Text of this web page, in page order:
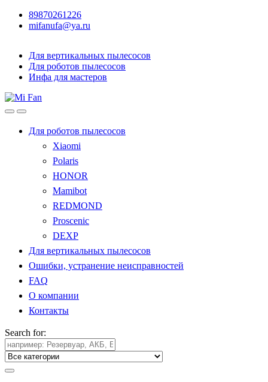
89870261226
mifanufa@ya.ru
Для вертикальных пылесосов
Для роботов пылесосов
Инфа для мастеров
Для роботов пылесосов
Xiaomi
Polaris
HONOR
Mamibot
REDMOND
Proscenic
DEXP
Для вертикальных пылесосов
Ошибки, устранение неисправностей
FAQ
О компании
Контакты
Search for: